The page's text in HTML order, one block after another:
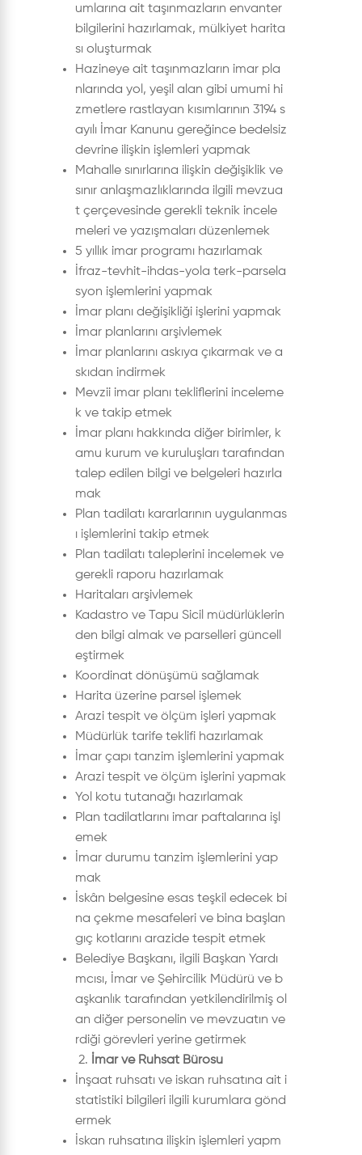
umlarına ait taşınmazların envanter
bilgilerini hazırlamak, mülkiyet harita
sı oluşturmak
Hazineye ait taşınmazların imar pla
nlarında yol, yeşil alan gibi umumi hi
zmetlere rastlayan kısımlarının 3194 s
ayılı İmar Kanunu gereğince bedelsiz
devrine ilişkin işlemleri yapmak
Mahalle sınırlarına ilişkin değişiklik ve
sınır anlaşmazlıklarında ilgili mevzua
t çerçevesinde gerekli teknik incele
meleri ve yazışmaları düzenlemek
5 yıllık imar programı hazırlamak
İfraz-tevhit-ihdas-yola terk-parsela
syon işlemlerini yapmak
İmar planı değişikliği işlerini yapmak
İmar planlarını arşivlemek
İmar planlarını askıya çıkarmak ve a
skıdan indirmek
Mevzii imar planı tekliflerini inceleme
k ve takip etmek
İmar planı hakkında diğer birimler, k
amu kurum ve kuruluşları tarafından
talep edilen bilgi ve belgeleri hazırla
mak
Plan tadilatı kararlarının uygulanmas
ı işlemlerini takip etmek
Plan tadilatı taleplerini incelemek ve
gerekli raporu hazırlamak
Haritaları arşivlemek
Kadastro ve Tapu Sicil müdürlüklerin
den bilgi almak ve parselleri güncell
eştirmek
Koordinat dönüşümü sağlamak
Harita üzerine parsel işlemek
Arazi tespit ve ölçüm işleri yapmak
Müdürlük tarife teklifi hazırlamak
İmar çapı tanzim işlemlerini yapmak
Arazi tespit ve ölçüm işlerini yapmak
Yol kotu tutanağı hazırlamak
Plan tadilatlarını imar paftalarına işl
emek
İmar durumu tanzim işlemlerini yap
mak
İskân belgesine esas teşkil edecek bi
na çekme mesafeleri ve bina başlan
gıç kotlarını arazide tespit etmek
Belediye Başkanı, ilgili Başkan Yardı
mcısı, İmar ve Şehircilik Müdürü ve b
aşkanlık tarafından yetkilendirilmiş ol
an diğer personelin ve mevzuatın ve
rdiği görevleri yerine getirmek
2.
İmar ve Ruhsat Bürosu
İnşaat ruhsatı ve iskan ruhsatına ait i
statistiki bilgileri ilgili kurumlara gönd
ermek
İskan ruhsatına ilişkin işlemleri yapm